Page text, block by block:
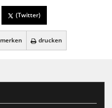
(Twitter)
merken drucken